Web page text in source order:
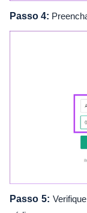
Passo 4:
Passo 5: